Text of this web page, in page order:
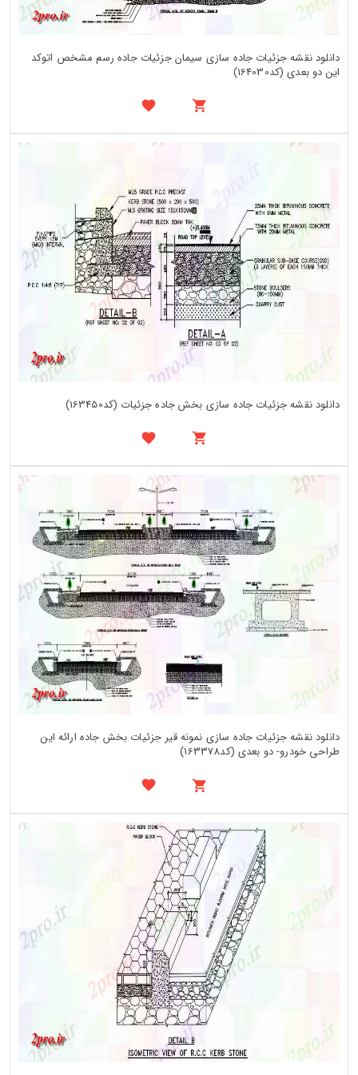
دانلود نقشه جزئیات جاده سازی سیمان جزئیات جاده رسم مشخص اتوکد
این دو بعدی (کد164030)
دانلود نقشه جزئیات جاده سازی بخش جاده جزئیات (کد163450)
دانلود نقشه جزئیات جاده سازی نمونه قیر جزئیات بخش جاده ارائه این
طراحی خودرو- دو بعدی (کد163378)